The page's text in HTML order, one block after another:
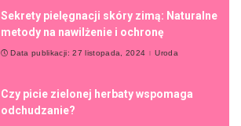
Sekrety pielęgnacji skóry zimą: Naturalne
metody na nawilżenie i ochronę
Data publikacji: 27 listopada, 2024 Uroda
Czy picie zielonej herbaty wspomaga
odchudzanie?